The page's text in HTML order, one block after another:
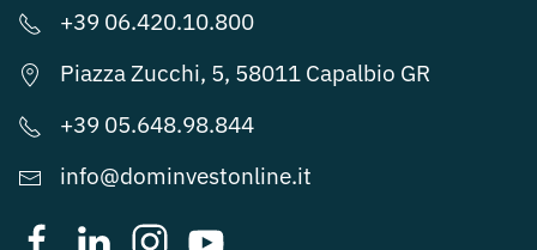
+39 06.420.10.800
Piazza Zucchi, 5, 58011 Capalbio GR
+39 05.648.98.844
info@dominvestonline.it